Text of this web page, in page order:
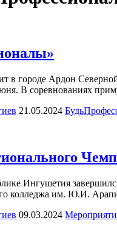
в городе Ардон
В соревнованиях
21.05.2024
Ингушетия
колледжа им. Ю.И.
09.03.2024